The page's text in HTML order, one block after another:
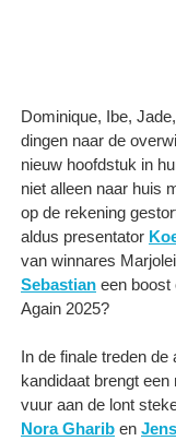
Dominique, Ibe,
dingen naar de
nieuw hoofdstuk in
niet alleen naar huis
op de rekening
aldus presentator
van winnares
Sebastian een boost
Again 2025?
In de finale treden
kandidaat brengt
vuur aan de lont
Nora Gharib en